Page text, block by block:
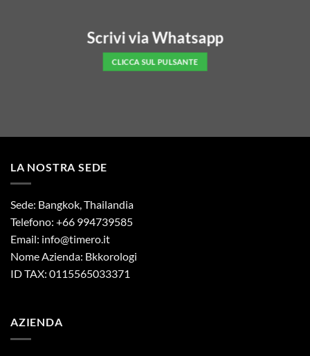
Scrivi via Whatsapp
CLICCA SUL PULSANTE
LA NOSTRA SEDE
Sede: Bangkok, Thailandia
Telefono: +66 994739585
Email: info@timero.it
Nome Azienda: Bkkorologi
ID TAX: 0115565033371
AZIENDA